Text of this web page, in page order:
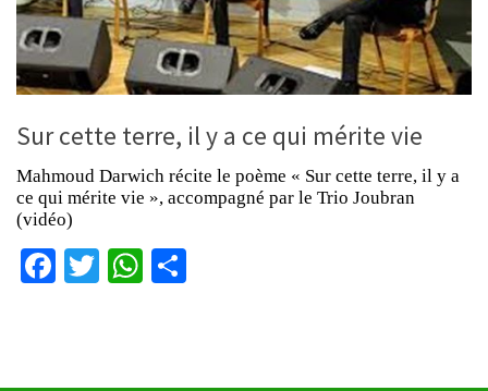
Sur cette terre, il y a ce qui mérite vie
Mahmoud Darwich récite le poème « Sur cette terre, il y a
ce qui mérite vie », accompagné par le Trio Joubran
(vidéo)
Facebook
TwitterWhatsApp